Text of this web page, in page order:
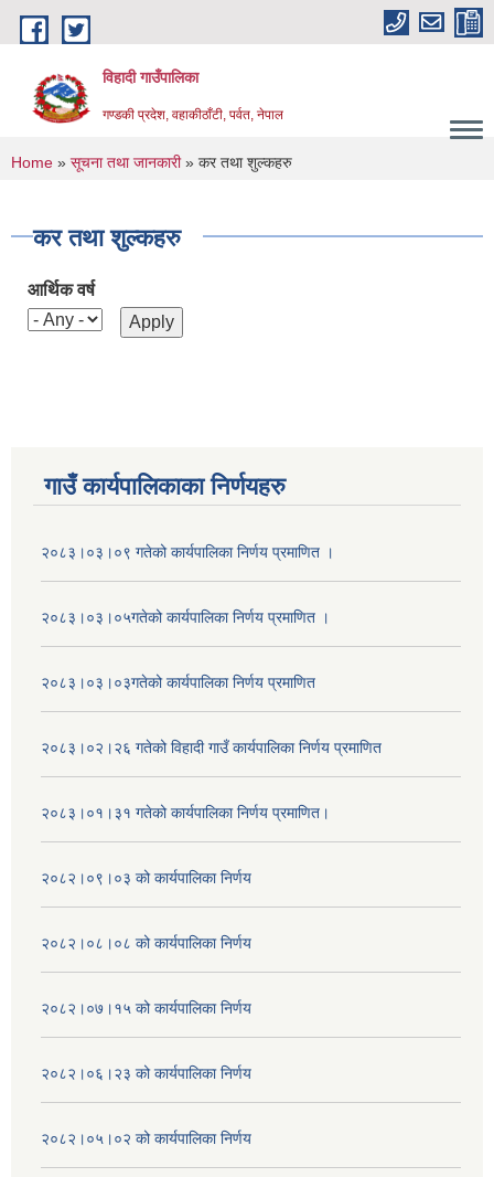
Skip to main content
विहादी गाउँपालिका
गण्डकी प्रदेश, वहाकीठाँटी, पर्वत, नेपाल
You are here
Home » सूचना तथा जानकारी» कर तथा शुल्कहरु
कर तथा शुल्कहरु
आर्थिक वर्ष
गाउँ कार्यपालिकाका निर्णयहरु
२०८३।०३।०९ गतेको कार्यपालिका निर्णय प्रमाणित ।
२०८३।०३।०५गतेको कार्यपालिका निर्णय प्रमाणित ।
२०८३।०३।०३गतेको कार्यपालिका निर्णय प्रमाणित
२०८३।०२।२६ गतेको विहादी गाउँ कार्यपालिका निर्णय प्रमाणित
२०८३।०१।३१ गतेको कार्यपालिका निर्णय प्रमाणित।
२०८२।०९।०३ को कार्यपालिका निर्णय
२०८२।०८।०८ को कार्यपालिका निर्णय
२०८२।०७।१५ को कार्यपालिका निर्णय
२०८२।०६।२३ को कार्यपालिका निर्णय
२०८२।०५।०२ को कार्यपालिका निर्णय